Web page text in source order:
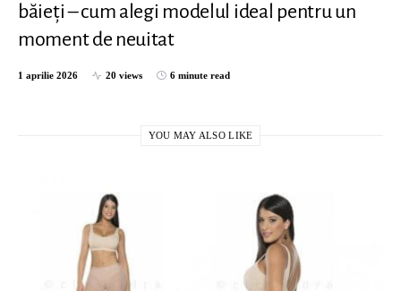
băieți – cum alegi modelul ideal pentru un
moment de neuitat
1 aprilie 2026 20 views 6 minute read
YOU MAY ALSO LIKE